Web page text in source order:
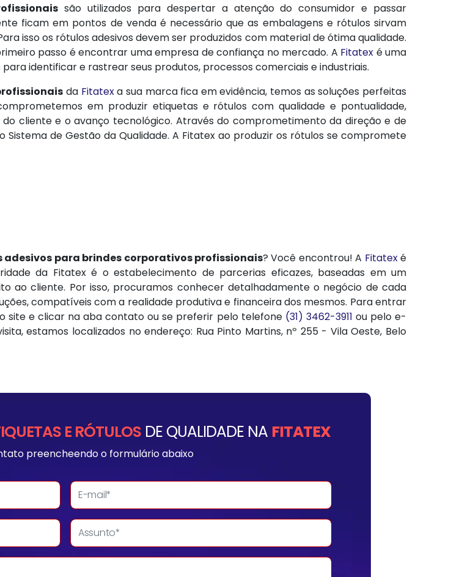
são utilizados para despertar a atenção do consumidor e passar
ficam em pontos de venda é necessário que as embalagens e rótulos sirvam
isso os rótulos adesivos devem ser produzidos com material de ótima qualidade.
passo é encontrar uma empresa de confiança no mercado. A Fitatex é uma
identificar e rastrear seus produtos, processos comerciais e industriais.
da Fitatexa sua marca fica em evidência, temos as soluções perfeitas
em produzir etiquetas e rótulos com qualidade e pontualidade,
cliente e o avanço tecnológico. Através do comprometimento da direção e de
de Gestão da Qualidade. A Fitatex ao produzir os rótulos se compromete
adesivos para brindes corporativos profissionais? Você encontrou! A Fitatexé
da Fitatex é o estabelecimento de parcerias eficazes, baseadas em um
ao cliente. Por isso, procuramos conhecer detalhadamente o negócio de cada
compatíveis com a realidade produtiva e financeira dos mesmos. Para entrar
site e clicar na aba contato ou se preferir pelo telefone (31) 3462-3911 ou pelo e-
estamos localizados no endereço: Rua Pinto Martins, nº 255 - Vila Oeste, Belo
E RÓTULOSDE QUALIDADE NA FITATEX
preencheendo o formulário abaixo